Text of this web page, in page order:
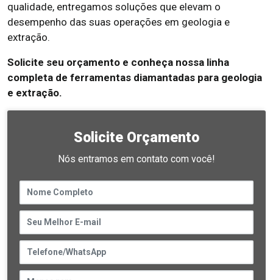
qualidade, entregamos soluções que elevam o
desempenho das suas operações em geologia e
extração.
Solicite seu orçamento e conheça nossa linha
completa de ferramentas diamantadas para geologia
e extração.
Solicite Orçamento
Nós entramos em contato com você!